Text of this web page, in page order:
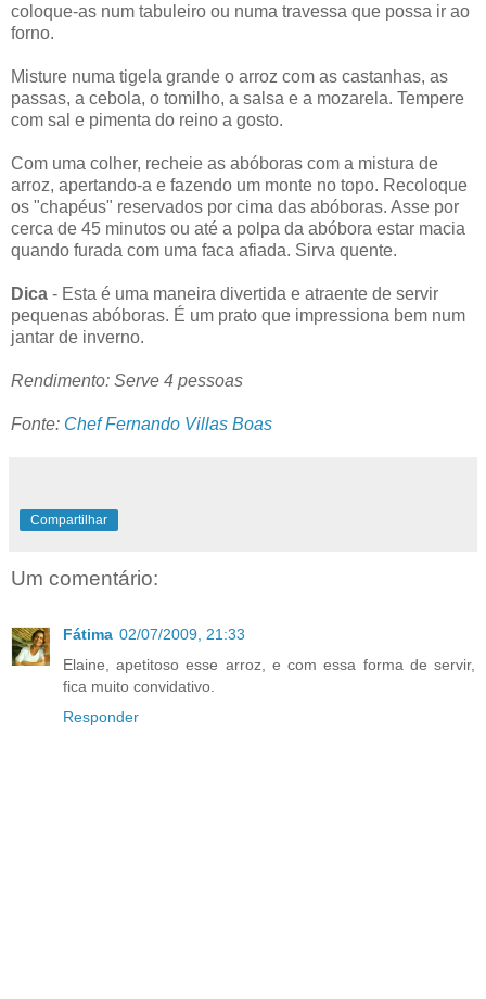
coloque-as num tabuleiro ou numa travessa que possa ir ao
forno.
Misture numa tigela grande o arroz com as castanhas, as
passas, a cebola, o tomilho, a salsa e a mozarela. Tempere
com sal e pimenta do reino a gosto.
Com uma colher, recheie as abóboras com a mistura de
arroz, apertando-a e fazendo um monte no topo. Recoloque
os "chapéus" reservados por cima das abóboras. Asse por
cerca de 45 minutos ou até a polpa da abóbora estar macia
quando furada com uma faca afiada. Sirva quente.
Dica - Esta é uma maneira divertida e atraente de servir
pequenas abóboras. É um prato que impressiona bem num
jantar de inverno.
Rendimento: Serve 4 pessoas
Fonte: Chef Fernando Villas Boas
Compartilhar
Um comentário:
Fátima 02/07/2009, 21:33
Elaine, apetitoso esse arroz, e com essa forma de servir,
fica muito convidativo.
Responder